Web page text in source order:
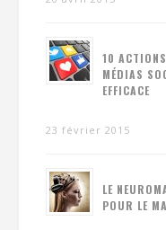
10
MÉDIAS
EFFICACE
23 février 2015
LE
POUR LE